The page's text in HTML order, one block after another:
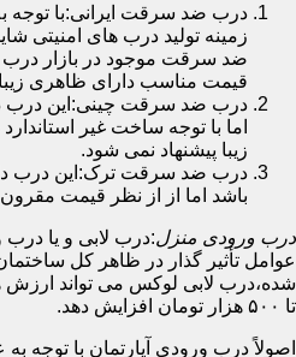
درب ضد سرقت ایرانی:با توجه
زمینه تولید درب های امنیتی
ضد سرقت موجود در بازار درب
قیمت مناسب دارای ظاهری
درب ضد سرقت چینی:این درب
اما با توجه ساخت غیر
زیبا پیشنهاد نمی شود.
درب ضد سرقت ترک:این درب
باشد اما از از نظر قیمت
درب ورودی منزل:درب لابی و یا
عوامل تأثیر گذار در ظاهر کل
تا ۵۰۰ هزار تومان افزایش دهد.
اصولاً درب ورودی آپارتمان با توجه